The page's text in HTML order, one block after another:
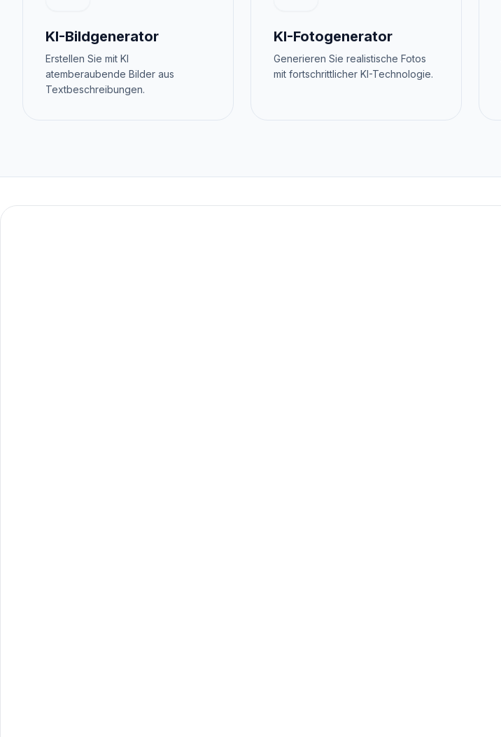
KI-Bildgenerator
Erstellen Sie mit KI
atemberaubende Bilder aus
Textbeschreibungen.
KI-Fotogenerator
Generieren Sie realistische Fotos
mit fortschrittlicher KI-Technologie.